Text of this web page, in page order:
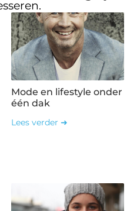
Mode en lifestyle onder
één dak
Lees verder ➜